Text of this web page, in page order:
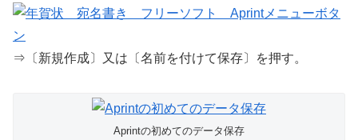
⇒〔新規作成〕又は〔名前を付けて保存〕を押す。
Aprintの初めてのデータ保存